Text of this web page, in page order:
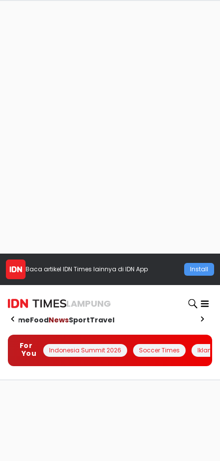
Baca artikel IDN Times lainnya di IDN App Install
LAMPUNG
HomeFoodNewsSportTravel
For
You
Indonesia Summit 2026 Soccer Times Iklanin